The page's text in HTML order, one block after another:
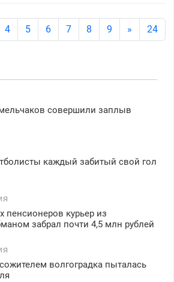
4 5 6 7 8 9 » 24
совершили заплыв
каждый забитый свой гол
пенсионеров курьер из
забрал почти 4,5 млн рублей
волгоградка пыталась